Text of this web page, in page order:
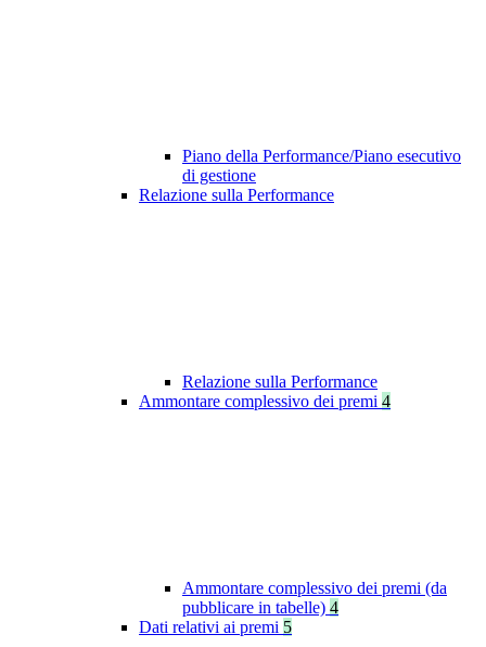
Piano della Performance/Piano esecutivo
di gestione
Relazione sulla Performance
Relazione sulla Performance
Ammontare complessivo dei premi 4
Ammontare complessivo dei premi (da
pubblicare in tabelle) 4
Dati relativi ai premi 5